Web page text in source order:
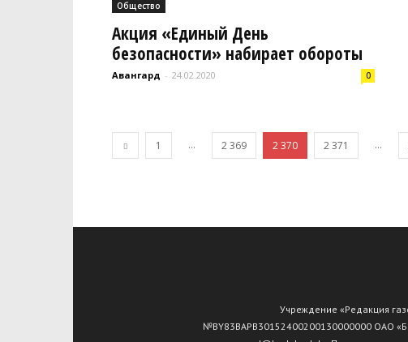
Общество
Акция «Единый День
безопасности» набирает обороты
Авангард - 24.02.2020 0
1 ... 2 369 2 370 2 371 ...
Учреждение «Редакция
№ВY83ВАРВ30152400200130000000 ОАО